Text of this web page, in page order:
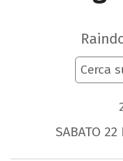
Cerca
SABATO 22